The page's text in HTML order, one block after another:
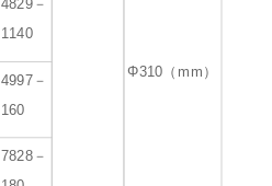
Φ310（mm）
4829－
1140
4997－
160
7828－